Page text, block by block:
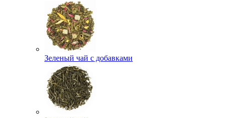
Зеленый чай с добавками